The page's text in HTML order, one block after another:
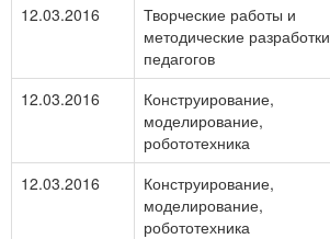
12.03.2016
Творческие работы и
методические разработки
педагогов
12.03.2016
Конструирование,
моделирование,
робототехника
12.03.2016
Конструирование,
моделирование,
робототехника